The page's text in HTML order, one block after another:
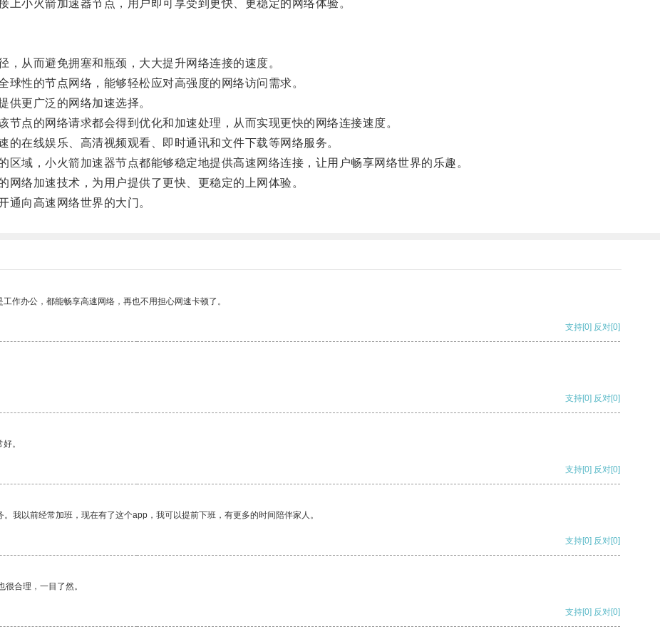
小火箭加速器节点，用户即可享受到更快、更稳定的网络体验。
从而避免拥塞和瓶颈，大大提升网络连接的速度。
性的节点网络，能够轻松应对高强度的网络访问需求。
更广泛的网络加速选择。
点的网络请求都会得到优化和加速处理，从而实现更快的网络连接速度。
在线娱乐、高清视频观看、即时通讯和文件下载等网络服务。
域，小火箭加速器节点都能够稳定地提供高速网络连接，让用户畅享网络世界的乐趣。
络加速技术，为用户提供了更快、更稳定的上网体验。
向高速网络世界的大门。
作办公，都能畅享高速网络，再也不用担心网速卡顿了。
支持[0] 反对[0]
支持[0] 反对[0]
。
支持[0] 反对[0]
我以前经常加班，现在有了这个app，我可以提前下班，有更多的时间陪伴家人。
支持[0] 反对[0]
合理，一目了然。
支持[0] 反对[0]